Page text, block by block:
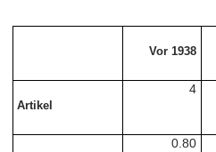
Vor 1938
Artikel
4
0.80